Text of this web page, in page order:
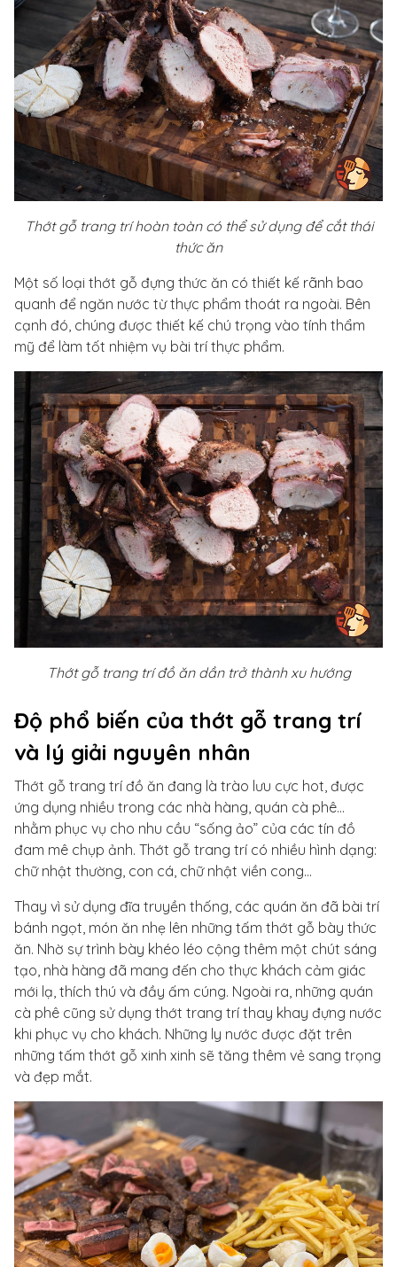
Thớt gỗ trang trí hoàn toàn có thể sử dụng để cắt thái
thức ăn
Một số loại thớt gỗ đựng thức ăn có thiết kế rãnh bao
quanh để ngăn nước từ thực phẩm thoát ra ngoài. Bên
cạnh đó, chúng được thiết kế chú trọng vào tính thẩm
mỹ để làm tốt nhiệm vụ bài trí thực phẩm.
Thớt gỗ trang trí đồ ăn dần trở thành xu hướng
Độ phổ biến của thớt gỗ trang trí
và lý giải nguyên nhân
Thớt gỗ trang trí đồ ăn đang là trào lưu cực hot, được
ứng dụng nhiều trong các nhà hàng, quán cà phê...
nhằm phục vụ cho nhu cầu “sống ảo” của các tín đồ
đam mê chụp ảnh. Thớt gỗ trang trí có nhiều hình dạng:
chữ nhật thường, con cá, chữ nhật viền cong...
Thay vì sử dụng đĩa truyền thống, các quán ăn đã bài trí
bánh ngọt, món ăn nhẹ lên những tấm thớt gỗ bày thức
ăn. Nhờ sự trình bày khéo léo cộng thêm một chút sáng
tạo, nhà hàng đã mang đến cho thực khách cảm giác
mới lạ, thích thú và đầy ấm cúng. Ngoài ra, những quán
cà phê cũng sử dụng thớt trang trí thay khay đựng nước
khi phục vụ cho khách. Những ly nước được đặt trên
những tấm thớt gỗ xinh xinh sẽ tăng thêm vẻ sang trọng
và đẹp mắt.